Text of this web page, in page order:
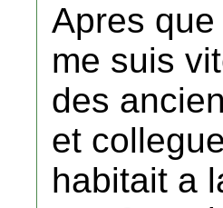
Apres
me suis
des
et
habitait a